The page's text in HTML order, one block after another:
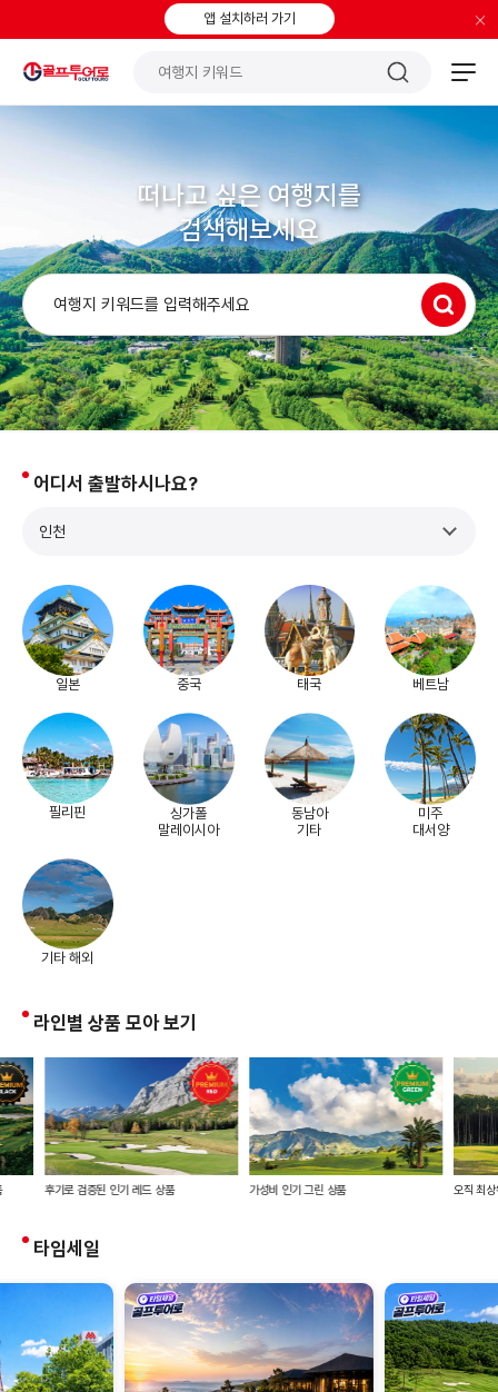
앱 설치하러 가기 ×
떠나고 싶은 여행지를
검색해보세요
어디서 출발하시나요?
인천
일본 중국 태국 베트남
필리핀
싱가폴
말레이시아
동남아
기타
미주
대서양
기타 해외
라인별 상품 모아 보기
드 상품 가성비 인기 그린 상품 오직 최상위 VIP를 위한 럭셔리 골드 상
타임세일